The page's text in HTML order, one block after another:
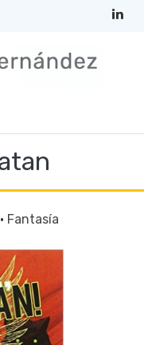
· Fantasía